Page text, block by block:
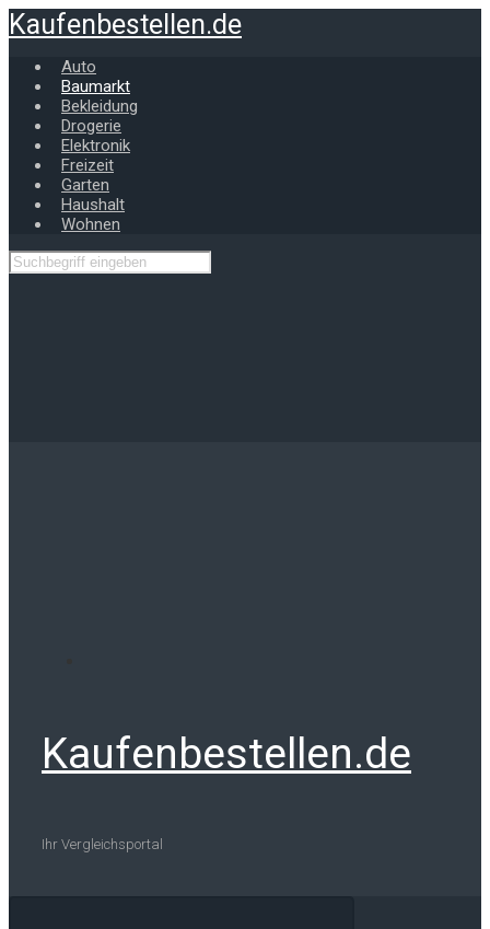
Zum
Hauptinhalt
springen
Kaufenbestellen.de
Auto
Baumarkt
Bekleidung
Drogerie
Elektronik
Freizeit
Garten
Haushalt
Wohnen
Kaufenbestellen.de
Ihr Vergleichsportal